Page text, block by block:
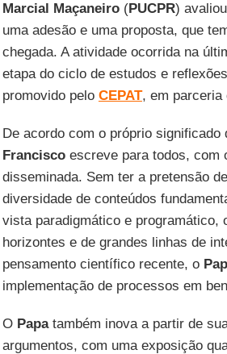
Marcial Maçaneiro(PUCPR)
uma adesão e uma proposta, que
chegada. A atividade ocorrida na
etapa do ciclo de estudos e reflexões
promovido pelo CEPAT, em parceria
De acordo com o próprio
Franciscoescreve para todos, com
disseminada. Sem ter a pretensão
diversidade de conteúdos
vista paradigmático e programático,
horizontes e de grandes linhas de
pensamento científico recente, o
implementação de processos em
O Papatambém inova a partir de
argumentos, com uma exposição